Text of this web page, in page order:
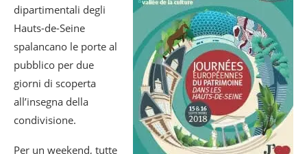
dipartimentali degli
Hauts-de-Seine
spalancano le porte al
pubblico per due
giorni di scoperta
all’insegna della
condivisione.
Per un weekend, tutte